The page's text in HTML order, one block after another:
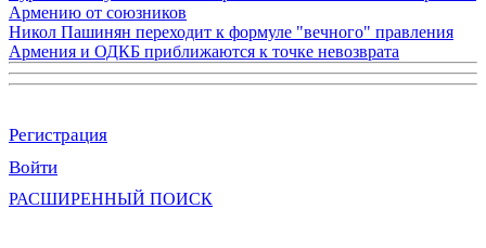
Армению от союзников
Никол Пашинян переходит к формуле "вечного" правления
Армения и ОДКБ приближаются к точке невозврата
Регистрация
Войти
РАСШИРЕННЫЙ ПОИСК